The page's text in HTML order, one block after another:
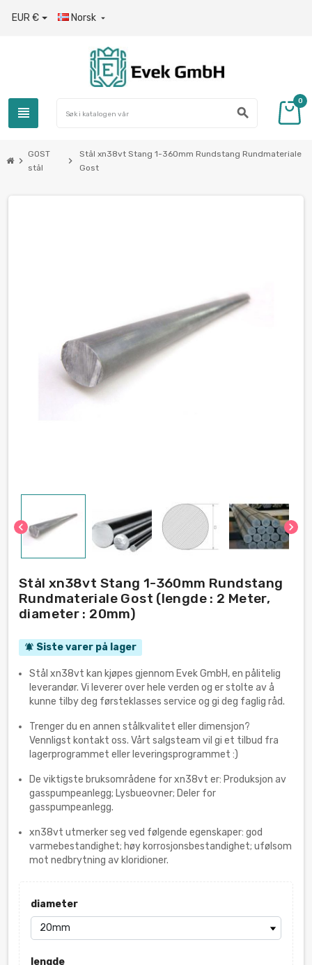
EUR € Norsk 
view_headline search
0
chevron_right
GOST
stål
chevron_right
Stål xn38vt Stang 1-360mm Rundstang Rundmateriale
Gost
chevron_left chevron_right
Stål xn38vt Stang 1-360mm Rundstang
Rundmateriale Gost (lengde : 2 Meter,
diameter : 20mm)
notifications_active Siste varer på lager
Stål xn38vt kan kjøpes gjennom Evek GmbH, en pålitelig
leverandør. Vi leverer over hele verden og er stolte av å
kunne tilby deg førsteklasses service og gi deg faglig råd.
Trenger du en annen stålkvalitet eller dimensjon?
Vennligst kontakt oss. Vårt salgsteam vil gi et tilbud fra
lagerprogrammet eller leveringsprogrammet :)
De viktigste bruksområdene for xn38vt er: Produksjon av
gasspumpeanlegg; Lysbueovner; Deler for
gasspumpeanlegg.
xn38vt utmerker seg ved følgende egenskaper: god
varmebestandighet; høy korrosjonsbestandighet; ufølsom
mot nedbrytning av kloridioner.
diameter
lengde